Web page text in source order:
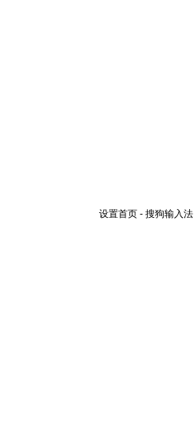
设置首页 - 搜狗输入法